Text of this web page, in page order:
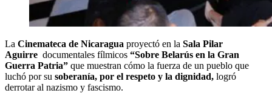
La Cinemateca de Nicaragua proyectó en la Sala Pilar
Aguirre documentales fílmicos “Sobre Belarús en la Gran
Guerra Patria” que muestran cómo la fuerza de un pueblo que
luchó por su soberanía, por el respeto y la dignidad, logró
derrotar al nazismo y fascismo.